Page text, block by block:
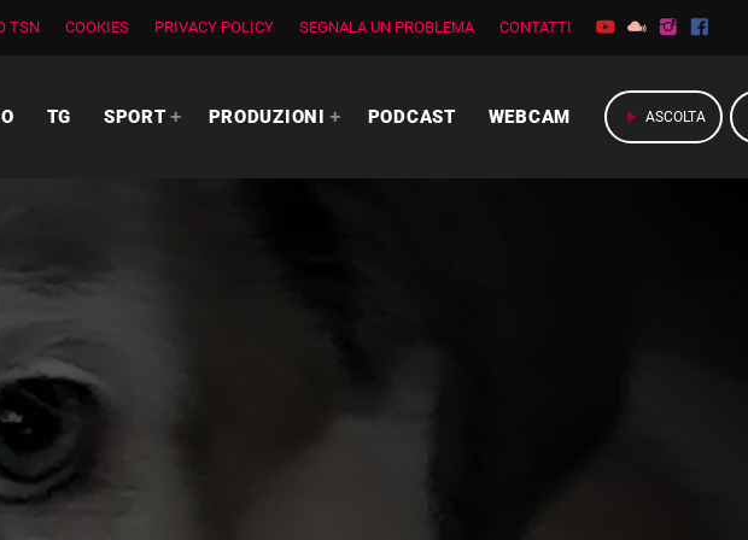
TSN COOKIES PRIVACY POLICY SEGNALA UN PROBLEMA CONTATTI
TG SPORT PRODUZIONI PODCAST WEBCAM play_arrow ASCOLTA